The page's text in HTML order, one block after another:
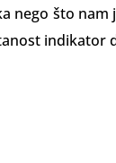
nego što nam
indi­kator